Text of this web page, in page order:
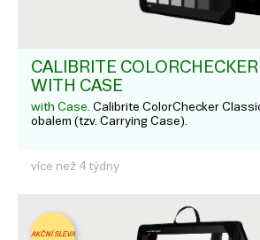
CALIBRITE
WITH CASE
with Case. Calibrite ColorChecker
obalem (tzv. Carrying Case).
více než 4 týdny
AKČNÍ SLEVA